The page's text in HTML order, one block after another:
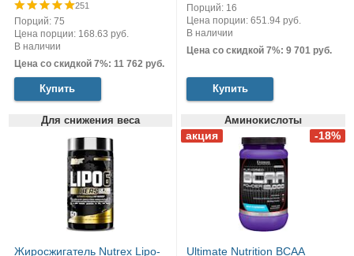
251
Порций: 75
Цена порции: 168.63 руб.
В наличии
Цена со скидкой 7%: 11 762 руб.
Купить
Порций: 16
Цена порции: 651.94 руб.
В наличии
Цена со скидкой 7%: 9 701 руб.
Купить
Для снижения веса
Жиросжигатель Nutrex Lipo-
Аминокислоты
Ultimate Nutrition BCAA